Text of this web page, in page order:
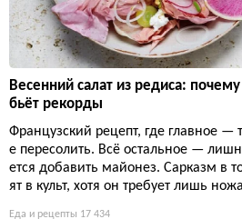
Весенний салат из редиса:
бьёт рекорды
Французский рецепт, где главное —
е пересолить. Всё остальное —
ется добавить майонез. Сарказм в
ят в культ, хотя он требует лишь
Еда и рецепты 17 434